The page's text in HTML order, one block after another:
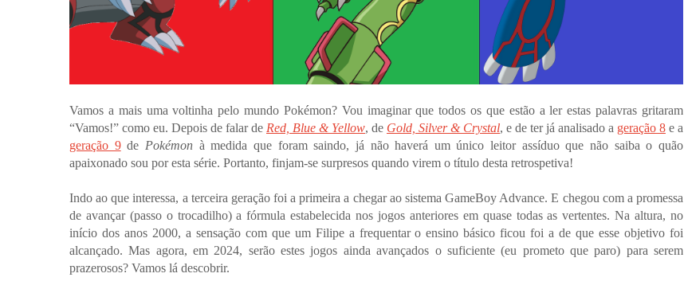
Vamos a mais uma voltinha pelo mundo Pokémon? Vou imaginar que todos os que estão a ler estas palavras gritaram
“Vamos!” como eu. Depois de falar de Red, Blue & Yellow, de Gold, Silver & Crystal, e de ter já analisado a geração 8 e a
geração 9de Pokémonà medida que foram saindo, já não haverá um único leitor assíduo que não saiba o quão
apaixonado sou por esta série. Portanto, finjam-se surpresos quando virem o título desta retrospetiva!
Indo ao que interessa, a terceira geração foi a primeira a chegar ao sistema GameBoy Advance. E chegou com a promessa
de avançar (passo o trocadilho) a fórmula estabelecida nos jogos anteriores em quase todas as vertentes. Na altura, no
início dos anos 2000, a sensação com que um Filipe a frequentar o ensino básico ficou foi a de que esse objetivo foi
alcançado. Mas agora, em 2024, serão estes jogos ainda avançados o suficiente (eu prometo que paro) para serem
prazerosos? Vamos lá descobrir.